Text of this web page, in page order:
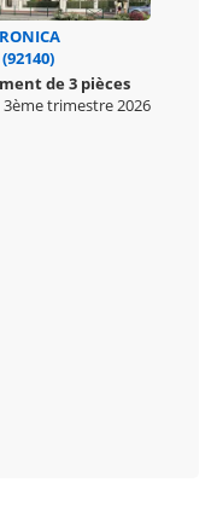
de 3 pièces
trimestre 2026